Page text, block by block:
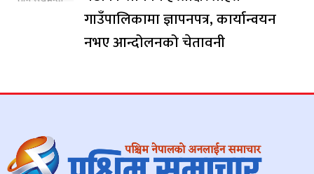
गाउँपालिकामा ज्ञापनपत्र, कार्यान्वयन
नभए आन्दोलनको चेतावनी